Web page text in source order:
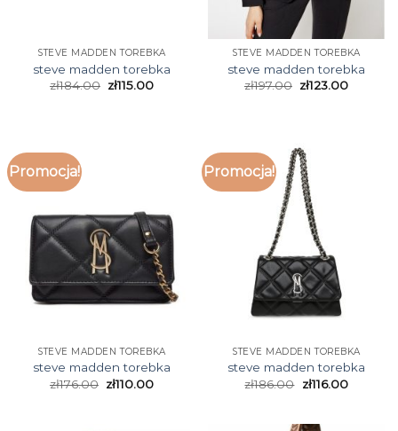
STEVE MADDEN TOREBKA
steve madden torebka
zł184.00 zł115.00
STEVE MADDEN TOREBKA
steve madden torebka
zł197.00 zł123.00
Promocja!
STEVE MADDEN TOREBKA
steve madden torebka
zł176.00 zł110.00
Promocja!
STEVE MADDEN TOREBKA
steve madden torebka
zł186.00 zł116.00